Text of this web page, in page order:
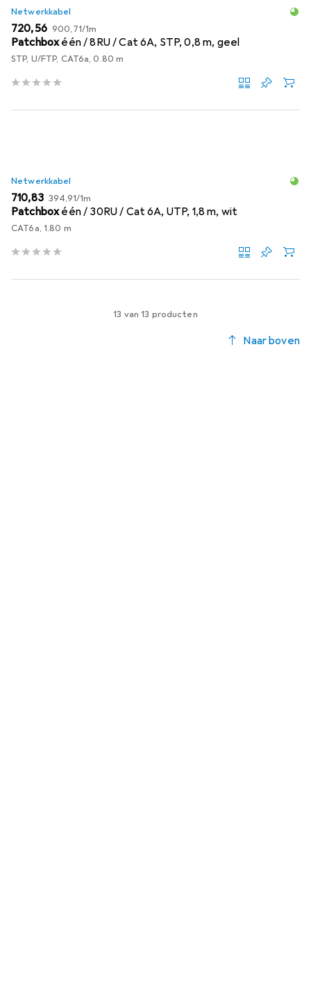
Netwerkkabel
EUR
720,56 EUR
900,71/1m
Patchboxéén / 8RU / Cat 6A, STP, 0,8 m, geel
STP, U/FTP, CAT6a, 0.80 m
Netwerkkabel
EUR
710,83 EUR
394,91/1m
Patchboxéén / 30RU / Cat 6A, UTP, 1,8 m, wit
CAT6a, 1.80 m
13 van 13 producten
Naar boven